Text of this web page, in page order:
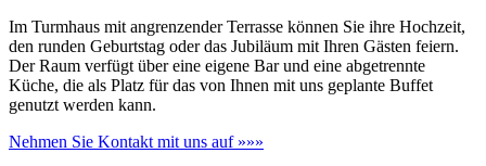
Im Turmhaus mit angrenzender Terrasse können Sie ihre Hochzeit,
den runden Geburtstag oder das Jubiläum mit Ihren Gästen feiern.
Der Raum verfügt über eine eigene Bar und eine abgetrennte
Küche, die als Platz für das von Ihnen mit uns geplante Buffet
genutzt werden kann.
Nehmen Sie Kontakt mit uns auf »»»